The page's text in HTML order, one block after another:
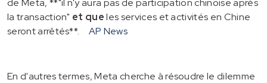
de Meta, **"il n'y aura pas de participation chinoise après
la transaction" et queles services et activités en Chine
seront arrêtés**.
AP News
En d'autres termes, Meta cherche à résoudre le dilemme